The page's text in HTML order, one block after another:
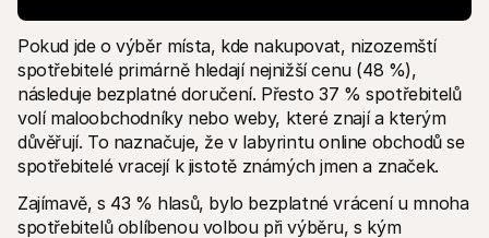
Pokud jde o výběr místa, kde nakupovat, nizozemští
spotřebitelé primárně hledají nejnižší cenu (48 %),
následuje bezplatné doručení. Přesto 37 % spotřebitelů
volí maloobchodníky nebo weby, které znají a kterým
důvěřují. To naznačuje, že v labyrintu online obchodů se
spotřebitelé vracejí k jistotě známých jmen a značek.
Zajímavě, s 43 % hlasů, bylo bezplatné vrácení u mnoha
spotřebitelů oblíbenou volbou při výběru, s kým